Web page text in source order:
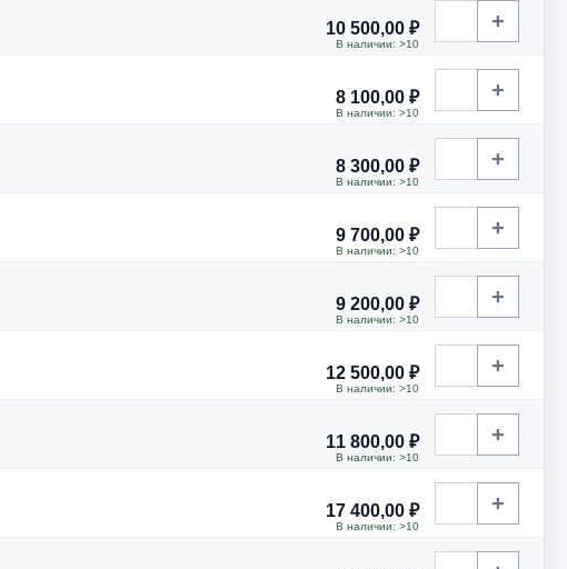
10 500,00 ₽
В наличии: >10
+
8 100,00 ₽
В наличии: >10
+
8 300,00 ₽
В наличии: >10
+
9 700,00 ₽
В наличии: >10
+
9 200,00 ₽
В наличии: >10
+
12 500,00 ₽
В наличии: >10
+
11 800,00 ₽
В наличии: >10
+
17 400,00 ₽
В наличии: >10
+